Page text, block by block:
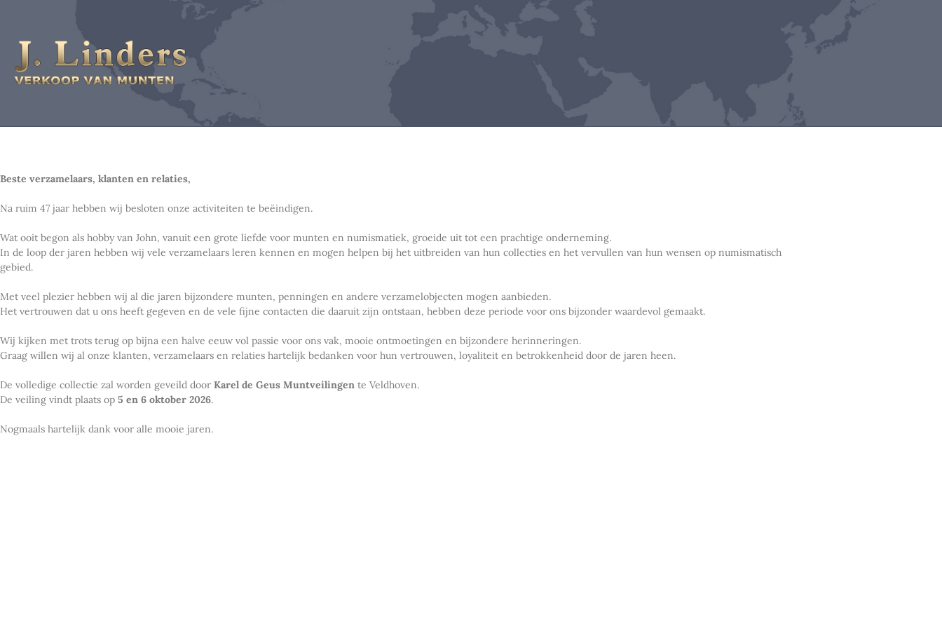
Beste verzamelaars, klanten en relaties,
Na ruim 47 jaar hebben wij besloten onze activiteiten te beëindigen.
Wat ooit begon als hobby van John, vanuit een grote liefde voor munten en numismatiek, groeide uit tot een prachtige onderneming.
In de loop der jaren hebben wij vele verzamelaars leren kennen en mogen helpen bij het uitbreiden van hun collecties en het vervullen van hun wensen op numismatisch
gebied.
Met veel plezier hebben wij al die jaren bijzondere munten, penningen en andere verzamelobjecten mogen aanbieden.
Het vertrouwen dat u ons heeft gegeven en de vele fijne contacten die daaruit zijn ontstaan, hebben deze periode voor ons bijzonder waardevol gemaakt.
Wij kijken met trots terug op bijna een halve eeuw vol passie voor ons vak, mooie ontmoetingen en bijzondere herinneringen.
Graag willen wij al onze klanten, verzamelaars en relaties hartelijk bedanken voor hun vertrouwen, loyaliteit en betrokkenheid door de jaren heen.
De volledige collectie zal worden geveild door Karel de Geus Muntveilingen te Veldhoven.
De veiling vindt plaats op 5 en 6 oktober 2026.
Nogmaals hartelijk dank voor alle mooie jaren.